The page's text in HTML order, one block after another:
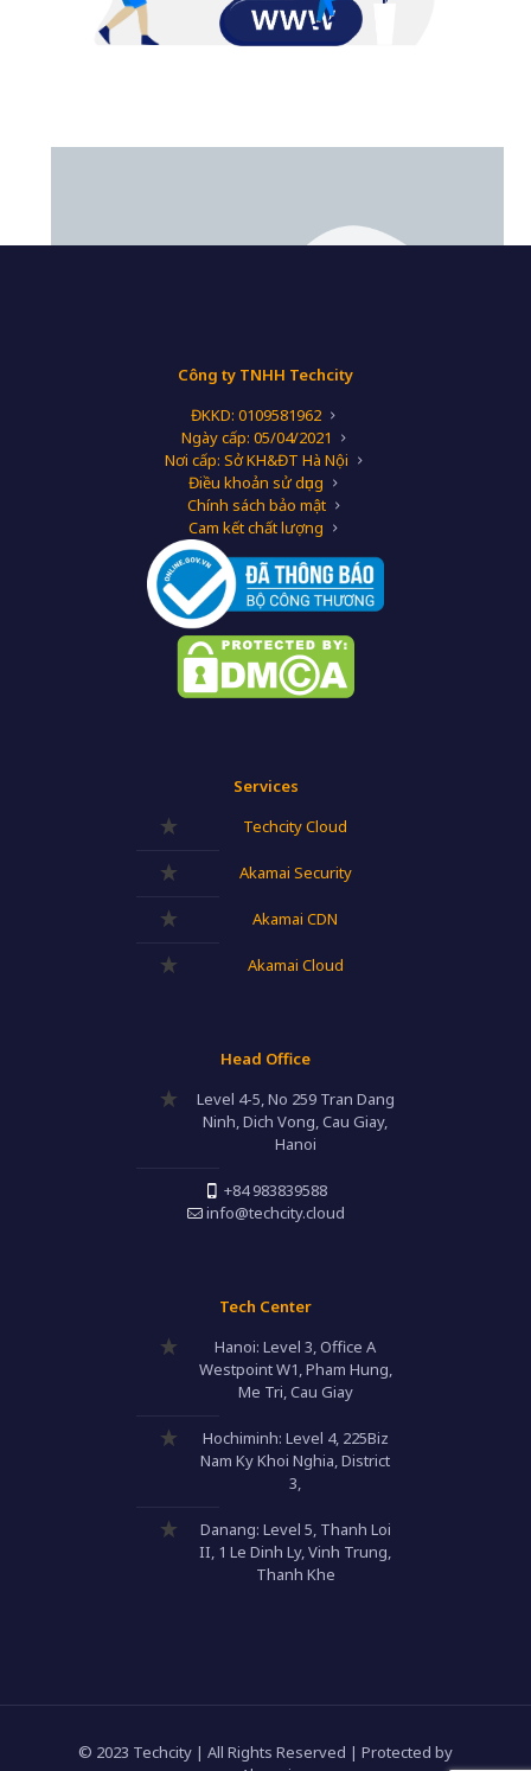
Công ty TNHH Techcity
ĐKKD: 0109581962
Ngày cấp: 05/04/2021
Nơi cấp: Sở KH&ĐT Hà Nội
Điều khoản sử dụng
Chính sách bảo mật
Cam kết chất lượng
Services
Techcity Cloud
Akamai Security
Akamai CDN
Akamai Cloud
Head Office
Level 4-5, No 259 Tran Dang
Ninh, Dich Vong, Cau Giay,
Hanoi
+84 983839588
info@techcity.cloud
Tech Center
Hanoi: Level 3, Office A
Westpoint W1, Pham Hung,
Me Tri, Cau Giay
Hochiminh: Level 4, 225Biz
Nam Ky Khoi Nghia, District
3,
Danang: Level 5, Thanh Loi
II, 1 Le Dinh Ly, Vinh Trung,
Thanh Khe
© 2023 Techcity | All Rights Reserved | Protected by